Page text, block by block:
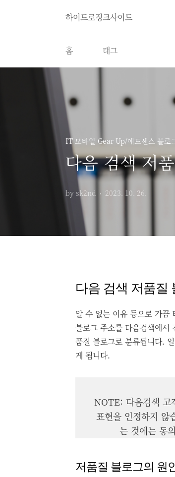
하이드로징크사이드
홈 태그
IT 모바일 Gear Up/애드센스 블로
다음 검색 저
by sk2nd 2023. 10. 26.
다음 검색 저품질
알 수 없는 이유 등으로 가끔
블로그 주소를 다음검색에서
품질 블로그로 분류됩니다.
게 됩니다.
NOTE: 다음검색 고
표현을 인정하지 않
는 것에는 동
저품질 블로그의 원